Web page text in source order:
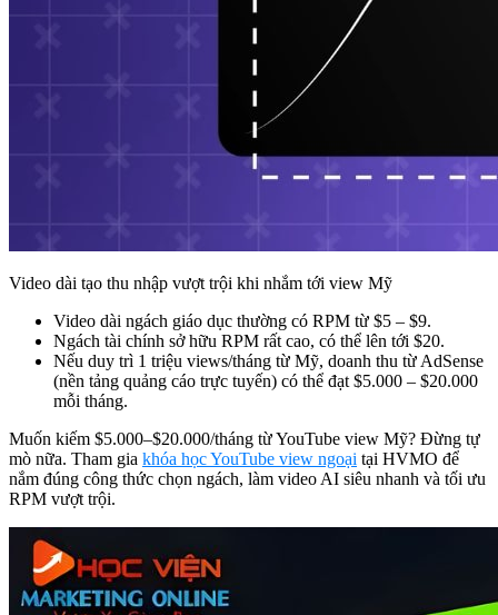
Video dài tạo thu nhập vượt trội khi nhắm tới view Mỹ
Video dài ngách giáo dục thường có RPM từ $5 – $9.
Ngách tài chính sở hữu RPM rất cao, có thể lên tới $20.
Nếu duy trì 1 triệu views/tháng từ Mỹ, doanh thu từ AdSense
(nền tảng quảng cáo trực tuyến) có thể đạt $5.000 – $20.000
mỗi tháng.
Muốn kiếm $5.000–$20.000/tháng từ YouTube view Mỹ? Đừng tự
mò nữa. Tham gia khóa học YouTube view ngoại tại HVMO để
nắm đúng công thức chọn ngách, làm video AI siêu nhanh và tối ưu
RPM vượt trội.